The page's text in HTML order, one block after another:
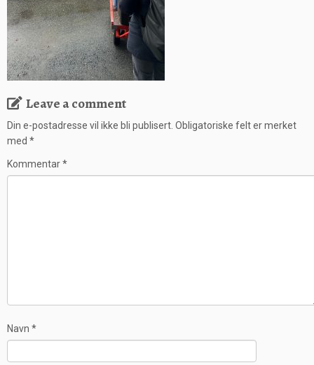
Leave a comment
Din e-postadresse vil ikke bli publisert. Obligatoriske felt er merket
med *
Kommentar*
Navn *